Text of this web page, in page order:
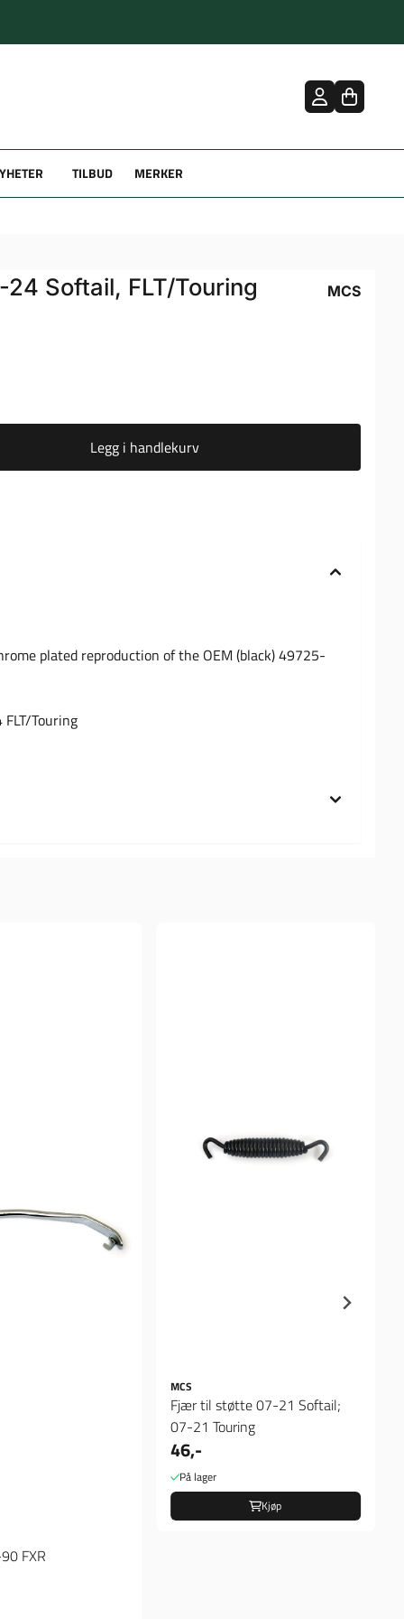
TILBUD MERKER
Softail, FLT/Touring MCS
Legg i handlekurv
plated reproduction of the OEM (black) 49725-
Touring
FXR
MCS
Fjær til støtte 07-21 Softail;
07-21 Touring
46,-
På lager
Kjøp